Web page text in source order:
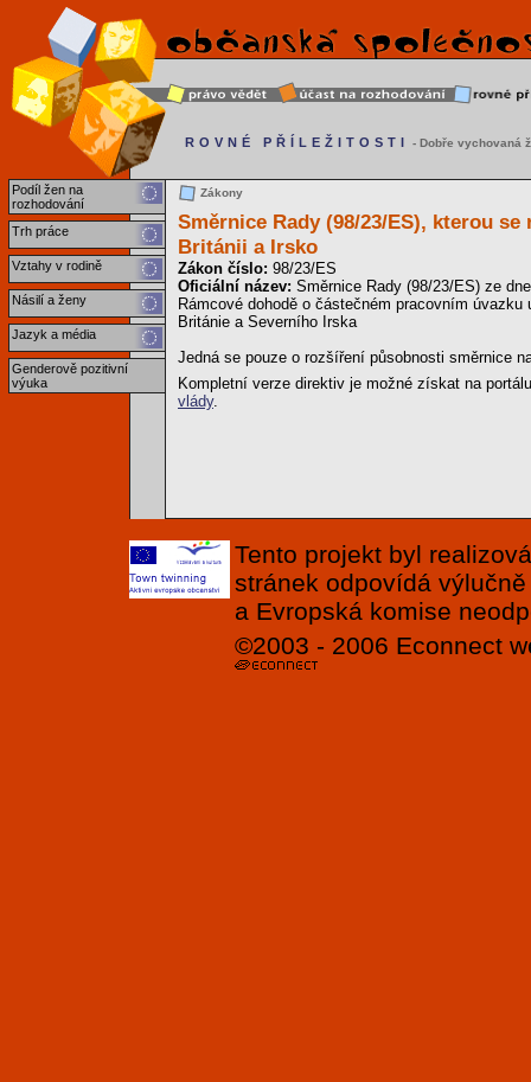
Podíl žen na
rozhodování
Trh práce
Vztahy v rodině
Násilí a ženy
Jazyk a média
Genderově pozitivní
výuka
ROVNÉ PŘÍLEŽITOSTI - Dobře vychovaná
Zákony
Směrnice Rady (98/23/ES), kterou
Británii a Irsko
Zákon číslo: 98/23/ES
Oficiální název: Směrnice Rady (98/23/ES) ze
Rámcové dohodě o částečném pracovním
Británie a Severního Irska
Jedná se pouze o rozšíření působnosti směrnice
Kompletní verze direktiv je možné získat na
vlády.
Tento projekt byl
stránek odpovídá
a Evropská komise
©2003 - 2006 Econnect